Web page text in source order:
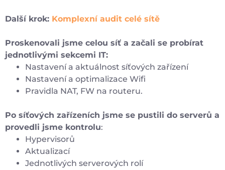
Další krok: Komplexní audit celé sítě
Proskenovali jsme celou síť a začali se probírat
jednotlivými sekcemi IT:
Nastavení a aktuálnost síťových zařízení
Nastavení a optimalizace Wifi
Pravidla NAT, FW na routeru.
Po síťových zařízeních jsme se pustili do serverů a
provedli jsme kontrolu:
Hypervisorů
Aktualizací
Jednotlivých serverových rolí